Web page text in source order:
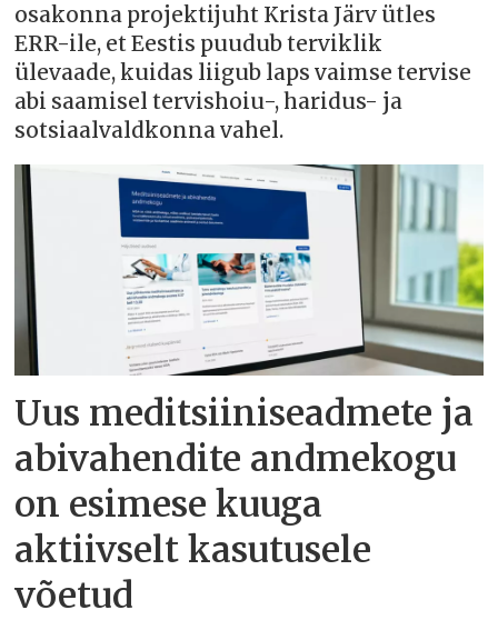
osakonna projektijuht Krista Järv ütles
ERR-ile, et Eestis puudub terviklik
ülevaade, kuidas liigub laps vaimse tervise
abi saamisel tervishoiu-, haridus- ja
sotsiaalvaldkonna vahel.
Uus meditsiiniseadmete ja
abivahendite andmekogu
on esimese kuuga
aktiivselt kasutusele
võetud